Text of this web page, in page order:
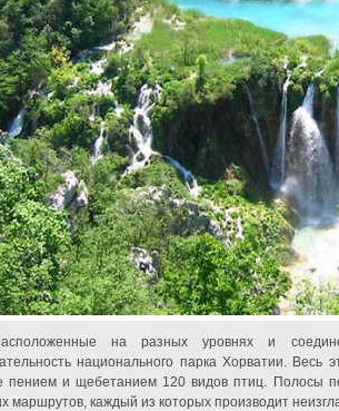
на разных уровнях и
национального парка Хорватии. Весь
пением и щебетанием 120 видов птиц. Полосы
маршрутов, каждый из которых производит